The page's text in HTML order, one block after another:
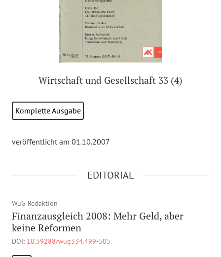
Wirtschaft und Gesellschaft 33 (4)
Komplette Ausgabe
veröffentlicht am 01.10.2007
EDITORIAL
WuG Redaktion
Finanzausgleich 2008: Mehr Geld, aber
keine Reformen
DOI: 10.59288/wug334.499-505